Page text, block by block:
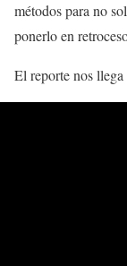
métodos para no
ponerlo en
El reporte nos